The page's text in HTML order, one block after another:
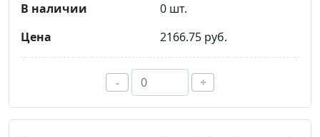
0 шт.
2166.75 руб.
- +